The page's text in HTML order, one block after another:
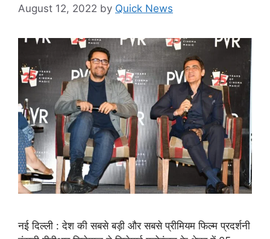
August 12, 2022 by Quick News
नई दिल्ली : देश की सबसे बड़ी और सबसे प्रीमियम फिल्म प्रदर्शनी